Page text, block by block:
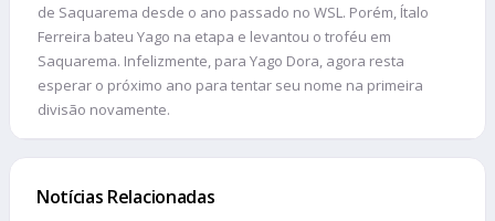
de Saquarema desde o ano passado no WSL. Porém, Ítalo
Ferreira bateu Yago na etapa e levantou o troféu em
Saquarema. Infelizmente, para Yago Dora, agora resta
esperar o próximo ano para tentar seu nome na primeira
divisão novamente.
Notícias Relacionadas